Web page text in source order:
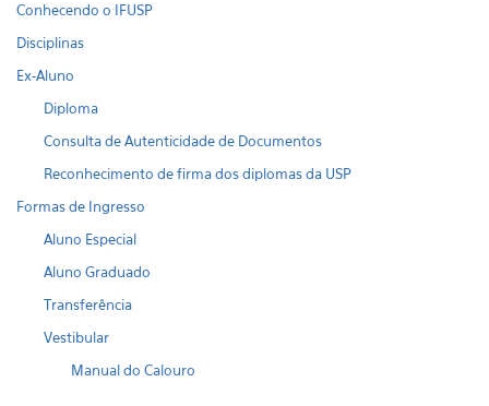
Conhecendo o IFUSP
Disciplinas
Ex-Aluno
Diploma
Consulta de Autenticidade de Documentos
Reconhecimento de firma dos diplomas da USP
Formas de Ingresso
Aluno Especial
Aluno Graduado
Transferência
Vestibular
Manual do Calouro